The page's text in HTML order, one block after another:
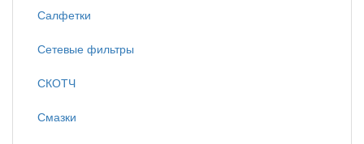
Салфетки
Сетевые фильтры
СКОТЧ
Смазки